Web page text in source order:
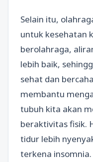
Selain itu,
untuk kesehatan
berolahraga,
lebih baik,
sehat dan
membantu
tubuh kita akan
beraktivitas fisik.
tidur lebih
terkena